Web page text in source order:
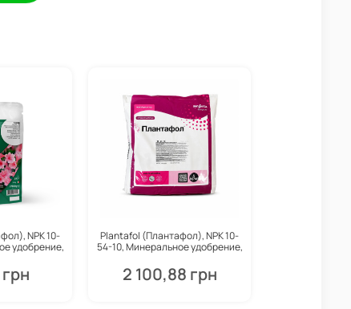
NPK 10-
удобрение,
Plantafol (Плантафол), NPK 10-
54-10, Минеральное удобрение,
2 100,88 грн